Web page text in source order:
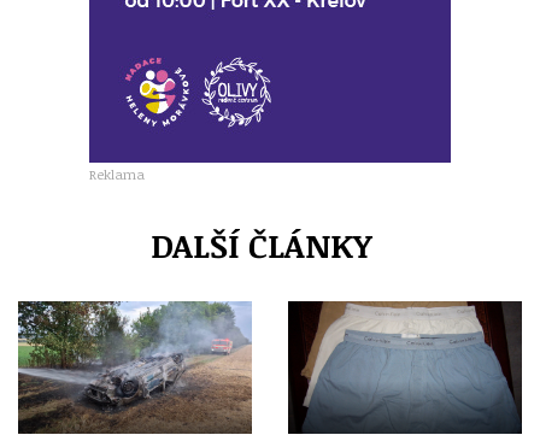
Reklama
DALŠÍ ČLÁNKY